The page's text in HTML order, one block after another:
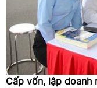
Cấp vốn, lập doanh